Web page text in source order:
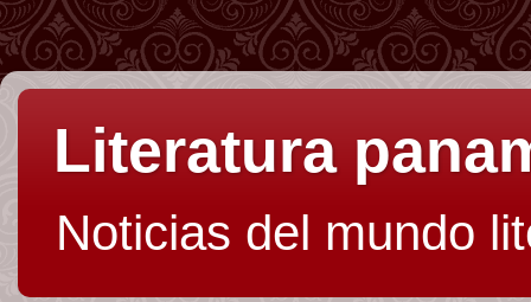
Literatura
Noticias del mundo